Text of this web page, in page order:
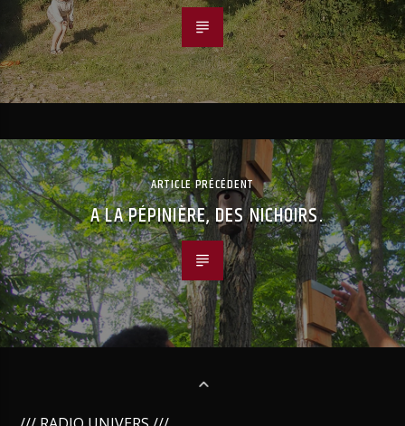
ARTICLE PRÉCÉDENT
A LA PÉPINIÈRE, DES NICHOIRS.